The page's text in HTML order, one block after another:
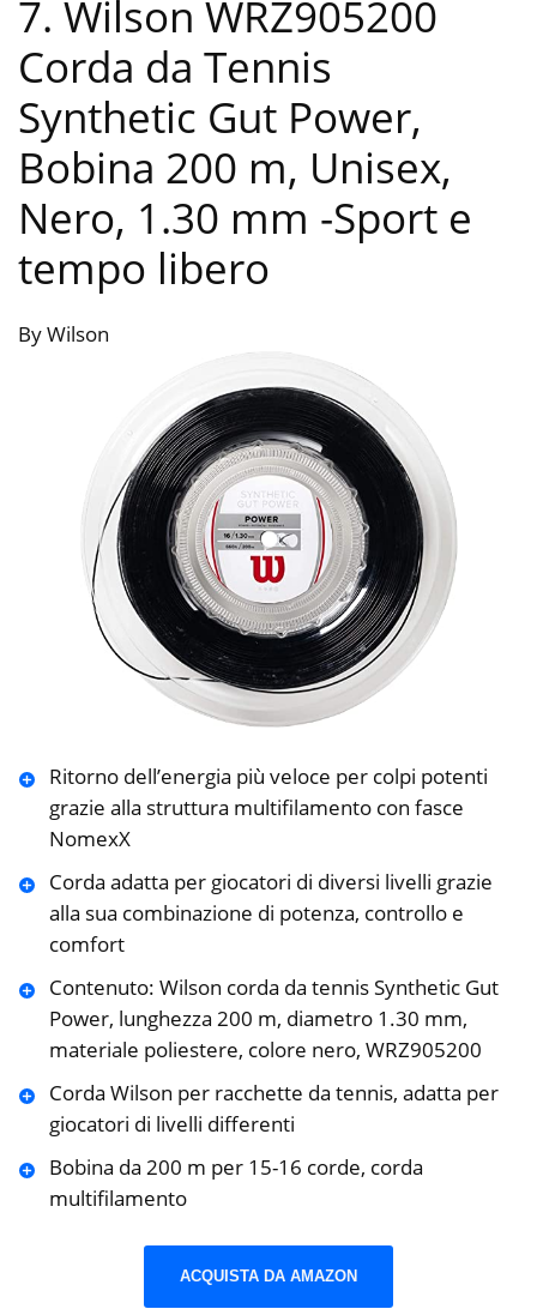
7. Wilson WRZ905200
Corda da Tennis
Synthetic Gut Power,
Bobina 200 m, Unisex,
Nero, 1.30 mm -Sport e
tempo libero
By Wilson
Ritorno dell’energia più veloce per colpi potenti
grazie alla struttura multifilamento con fasce
NomexX
Corda adatta per giocatori di diversi livelli grazie
alla sua combinazione di potenza, controllo e
comfort
Contenuto: Wilson corda da tennis Synthetic Gut
Power, lunghezza 200 m, diametro 1.30 mm,
materiale poliestere, colore nero, WRZ905200
Corda Wilson per racchette da tennis, adatta per
giocatori di livelli differenti
Bobina da 200 m per 15-16 corde, corda
multifilamento
ACQUISTA DA AMAZON